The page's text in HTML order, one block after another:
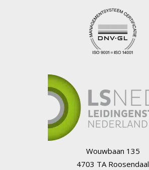
Wouwbaan 135
4703 TA Roosendaal